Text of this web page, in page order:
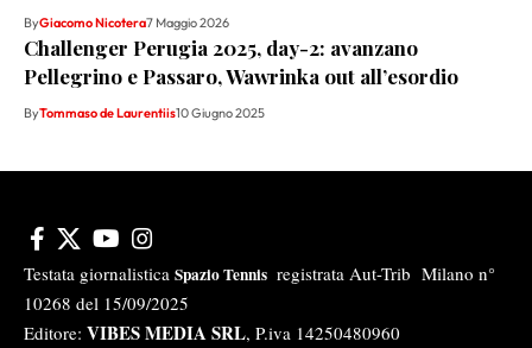
ByGiacomo Nicotera7 Maggio 2026
Challenger Perugia 2025, day-2: avanzano
Pellegrino e Passaro, Wawrinka out all’esordio
ByTommaso de Laurentiis10 Giugno 2025
Testata giornalistica Spazio Tennis registrata Aut-Trib Milano n°
10268 del 15/09/2025
Editore: VIBES MEDIA SRL, P.iva 14250480960